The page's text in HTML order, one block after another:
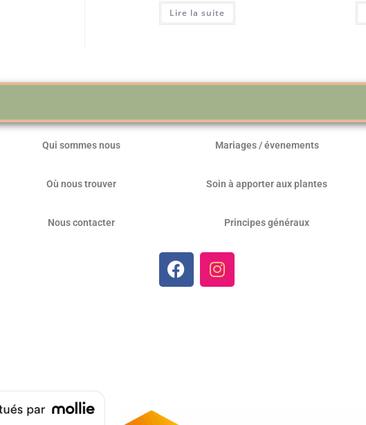
Lire la suite
Qui sommes nous
Où nous trouver
Nous contacter
Mariages / évenements
Soin à apporter aux plantes
Principes généraux